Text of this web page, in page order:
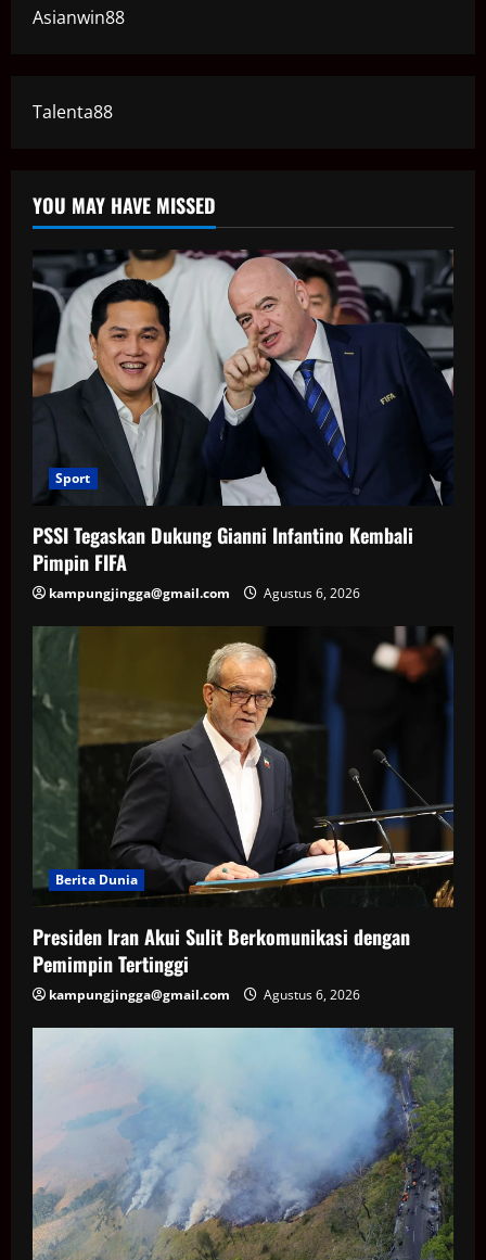
Asianwin88
Talenta88
YOU MAY HAVE MISSED
Sport
PSSI Tegaskan Dukung Gianni Infantino Kembali
Pimpin FIFA
kampungjingga@gmail.com Agustus 6, 2026
Berita Dunia
Presiden Iran Akui Sulit Berkomunikasi dengan
Pemimpin Tertinggi
kampungjingga@gmail.com Agustus 6, 2026